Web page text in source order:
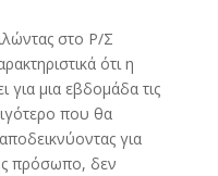
στο Ρ/Σ
ότι η
για μια εβδομάδα τις
που θα
για
πρόσωπο, δεν